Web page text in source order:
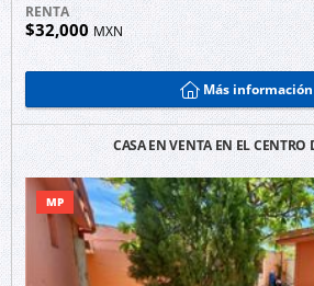
RENTA
$32,000 MXN
Más información
CASA EN VENTA EN EL CENTRO
MP